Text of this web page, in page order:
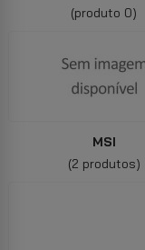
(produto 0)
MSI
(2 produtos)